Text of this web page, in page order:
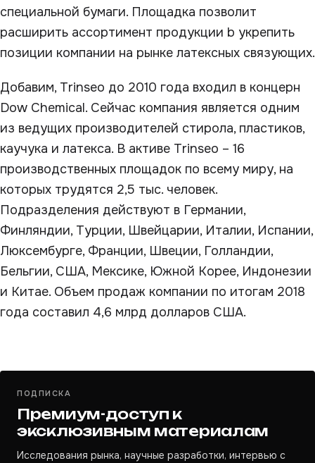
специальной бумаги. Площадка позволит
расширить ассортимент продукции b укрепить
позиции компании на рынке латексных связующих.
Добавим, Trinseo до 2010 года входил в концерн
Dow Chemical. Сейчас компания является одним
из ведущих производителей стирола, пластиков,
каучука и латекса. В активе Trinseo – 16
производственных площадок по всему миру, на
которых трудятся 2,5 тыс. человек.
Подразделения действуют в Германии,
Финляндии, Турции, Швейцарии, Италии, Испании,
Люксембурге, Франции, Швеции, Голландии,
Бельгии, США, Мексике, Южной Корее, Индонезии
и Китае. Объем продаж компании по итогам 2018
года составил 4,6 млрд долларов США.
ПОДПИСКА
Премиум-доступ к
эксклюзивным материалам
Исследования рынка, научные разработки, интервью с